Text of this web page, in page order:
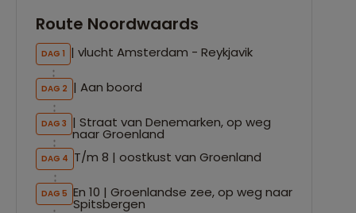
Route Noordwaards
DAG 1 | vlucht Amsterdam - Reykjavik
DAG 2 | Aan boord
DAG 3 | Straat van Denemarken, op weg
naar Groenland
DAG 4 T/m 8 | oostkust van Groenland
DAG 5 En 10 | Groenlandse zee, op weg naar
Spitsbergen